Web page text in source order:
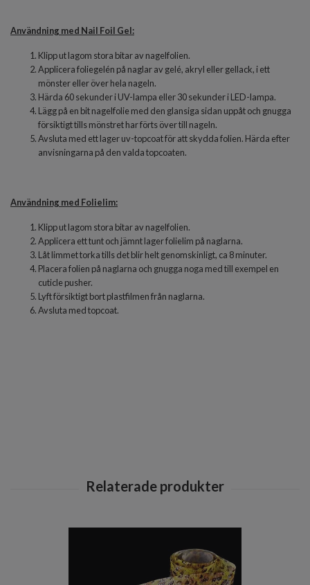
Användning med Nail Foil Gel:
Klipp ut lagom stora bitar av nagelfolien.
Applicera foliegelén på naglar av gelé, akryl eller gellack, i ett
mönster eller över hela nageln.
Härda 60 sekunder i UV-lampa eller 30 sekunder i LED-lampa.
Lägg på en bit nagelfolie med den glansiga sidan uppåt och gnugga
försiktigt tills mönstret har förts över till nageln.
Avsluta med ett lager uv-topcoat för att skydda folien. Härda efter
anvisningarna på den valda topcoaten.
Användning med Folielim:
Klipp ut lagom stora bitar av nagelfolien.
Applicera ett tunt och jämnt lager folielim på naglarna.
Låt limmet torka tills det blir helt genomskinligt, ca 8 minuter.
Placera folien på naglarna och gnugga noga med till exempel en
cuticle pusher.
Lyft försiktigt bort plastfilmen från naglarna.
Avsluta med topcoat.